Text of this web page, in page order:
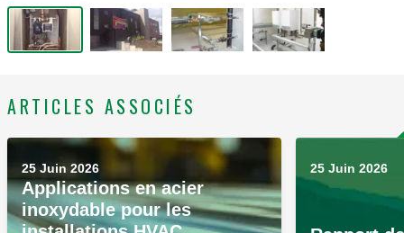
ARTICLES ASSOCIÉS
25 Juin 2026
Applications en acier
inoxydable pour les
25 Juin 2026